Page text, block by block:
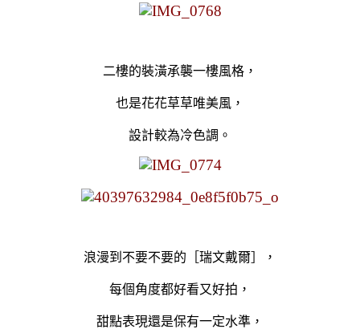
二樓的裝潢承襲一樓風格，
也是花花草草唯美風，
設計較為冷色調。
浪漫到不要不要的 ［瑞文戴爾］，
每個角度都好看又好拍，
甜點表現還是保有一定水準，